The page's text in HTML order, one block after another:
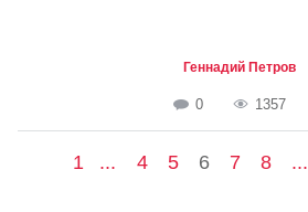
Геннадий Петров
0 1357
1 ... 4 5 6 7 8 ...